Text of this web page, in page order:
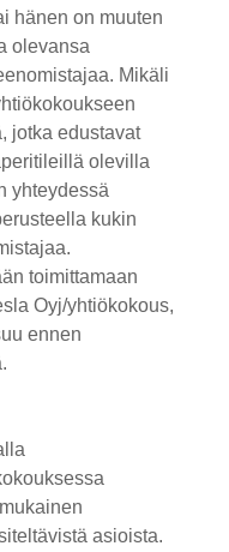
hänen on muuten
olevansa
Mikäli
jotka edustavat
olevilla
yhteydessä
kukin
toimittamaan
Oyj/yhtiökokous,
ennen
asioista.